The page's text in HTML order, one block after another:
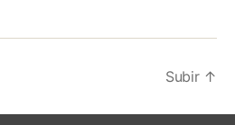
Subir ↑